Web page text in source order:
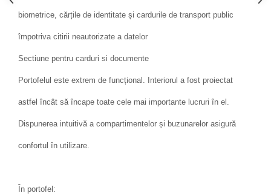
biometrice, cărțile de identitate și cardurile de transport public
împotriva citirii neautorizate a datelor
Sectiune pentru carduri si documente
Portofelul este extrem de funcțional. Interiorul a fost proiectat
astfel încât să încape toate cele mai importante lucruri în el.
Dispunerea intuitivă a compartimentelor și buzunarelor asigură
confortul în utilizare.
În portofel: